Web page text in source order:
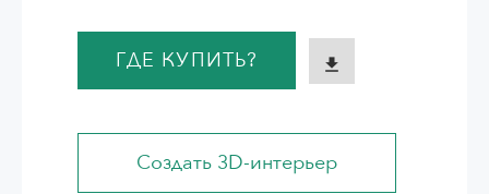
ГДЕ КУПИТЬ?
Создать 3D-интерьер